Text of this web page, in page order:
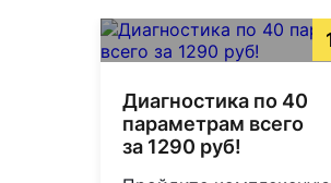
Диагностика по 40
параметрам всего
за 1290 руб!